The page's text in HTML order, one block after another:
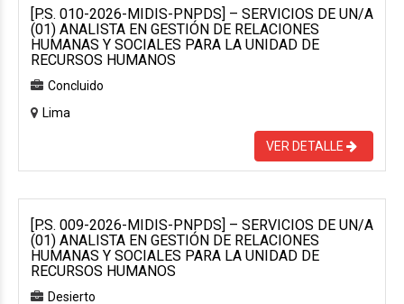
[P.S. 010-2026-MIDIS-PNPDS] – SERVICIOS DE UN/A
(01) ANALISTA EN GESTIÓN DE RELACIONES
HUMANAS Y SOCIALES PARA LA UNIDAD DE
RECURSOS HUMANOS
Concluido
Lima
VER DETALLE
[P.S. 009-2026-MIDIS-PNPDS] – SERVICIOS DE UN/A
(01) ANALISTA EN GESTIÓN DE RELACIONES
HUMANAS Y SOCIALES PARA LA UNIDAD DE
RECURSOS HUMANOS
Desierto